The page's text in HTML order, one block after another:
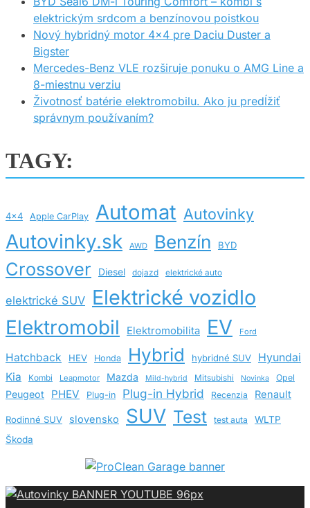
elektrickým srdcom a benzínovou poistkou
Nový hybridný motor 4×4 pre Daciu Duster a
Bigster
Mercedes-Benz VLE rozširuje ponuku o AMG Line a
8-miestnu verziu
Životnosť batérie elektromobilu. Ako ju predĺžiť
správnym používaním?
TAGY:
4x4 Apple CarPlay Automat Autovinky
Autovinky.sk AWD Benzín BYD
Crossover Diesel dojazd elektrické auto
elektrické SUV Elektrické vozidlo
Elektromobil Elektromobilita EV Ford
Hatchback HEV Honda Hybrid hybridné SUV
Hyundai
Kia
Kombi Leapmotor Mazda Mild-hybrid Mitsubishi Novinka Opel
Peugeot PHEV Plug-in Plug-in Hybrid Recenzia Renault
Rodinné SUV slovensko SUV Test test auta
WLTP
Škoda